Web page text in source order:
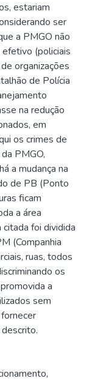
estariam
ser
a PMGO não
(policiais
organizações
de Polícia
na redução
em
os crimes de
PMGO,
a mudança na
de PB (Ponto
ficam
a área
foi dividida
(Companhia
ruas, todos
os
a
sem
,